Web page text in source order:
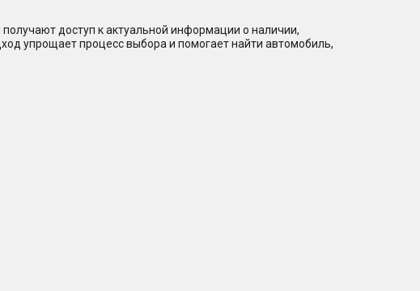
доступ к актуальной информации о наличии,
упрощает процесс выбора и помогает найти автомобиль,